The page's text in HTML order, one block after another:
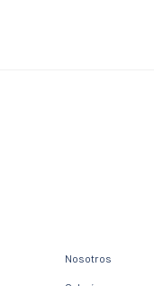
Nosotros